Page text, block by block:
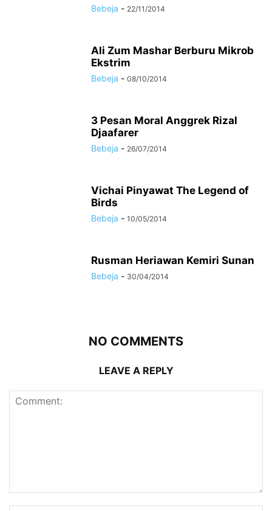
Bebeja - 22/11/2014
Ali Zum Mashar Berburu Mikrob
Ekstrim
Bebeja - 08/10/2014
3 Pesan Moral Anggrek Rizal
Djaafarer
Bebeja - 26/07/2014
Vichai Pinyawat The Legend of
Birds
Bebeja - 10/05/2014
Rusman Heriawan Kemiri Sunan
Bebeja - 30/04/2014
NO COMMENTS
LEAVE A REPLY